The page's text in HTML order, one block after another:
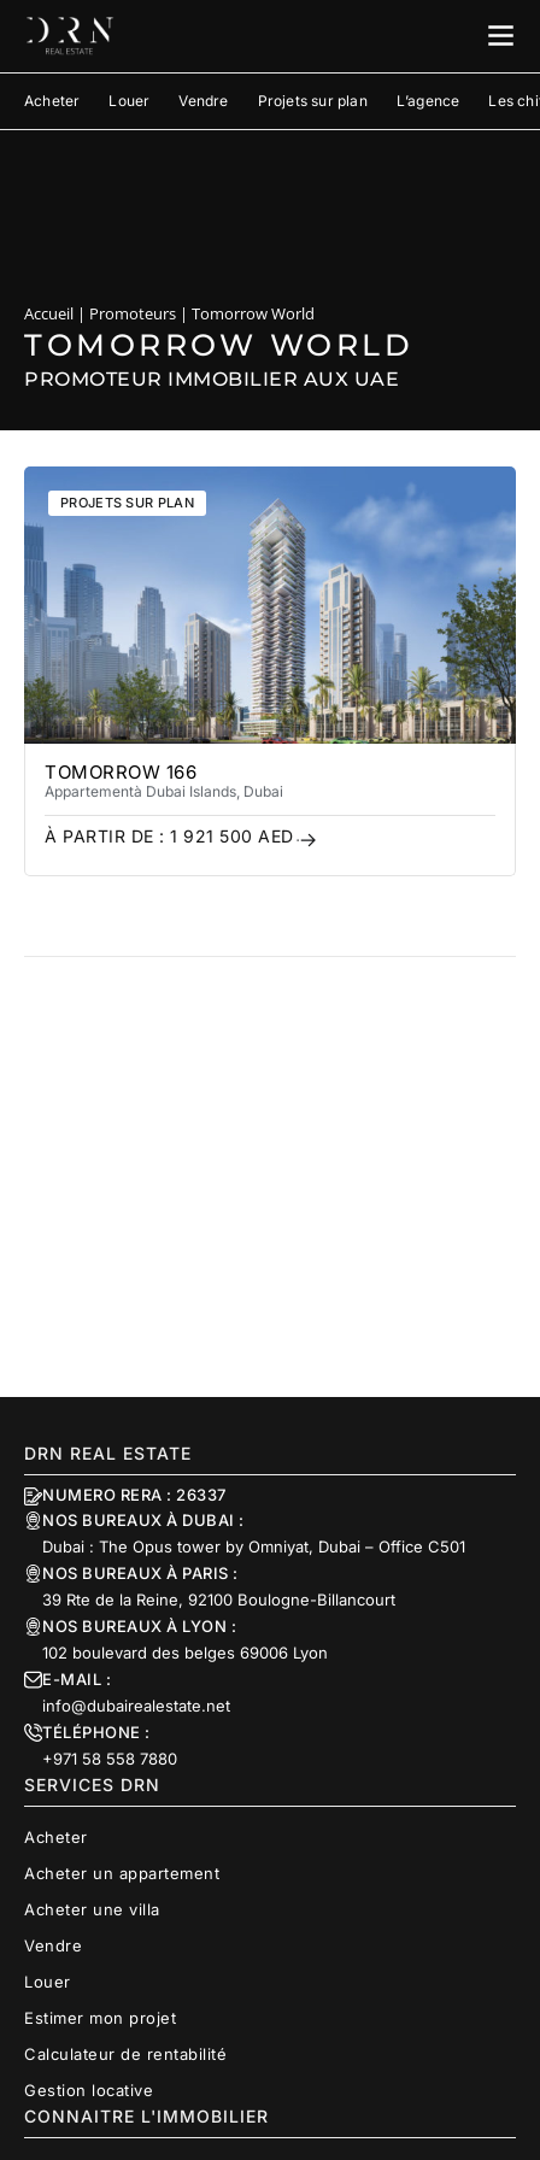
Acheter Louer Vendre Projets sur plan L’agence Les
Accueil | Promoteurs | Tomorrow World
TOMORROW WORLD
PROMOTEUR IMMOBILIER AUX UAE
PROJETS SUR PLAN
TOMORROW 166
Appartementà Dubai Islands , Dubai
À PARTIR DE : 1 921 500 AED
DRN REAL ESTATE
NUMERO RERA : 26337
NOS BUREAUX À DUBAI :
Dubai : The Opus tower by Omniyat, Dubai – Office C501
NOS BUREAUX À PARIS :
39 Rte de la Reine, 92100 Boulogne-Billancourt
NOS BUREAUX À LYON :
102 boulevard des belges 69006 Lyon
E-MAIL :
info@dubairealestate.net
TÉLÉPHONE :
+971 58 558 7880
SERVICES DRN
Acheter
Acheter un appartement
Acheter une villa
Vendre
Louer
Estimer mon projet
Calculateur de rentabilité
Gestion locative
CONNAITRE L'IMMOBILIER